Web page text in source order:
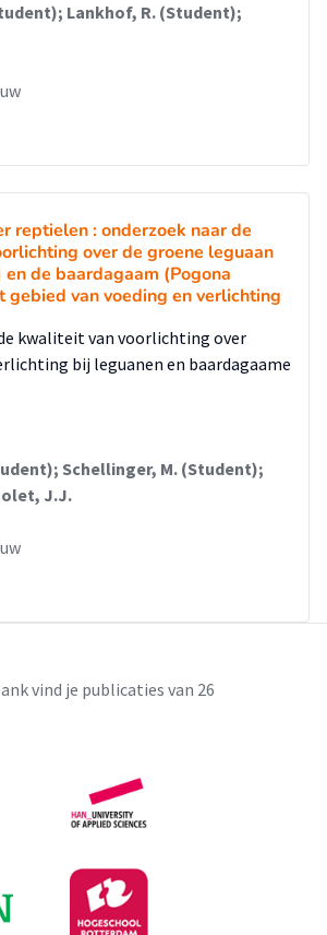
Lankhof, R. (Student);
reptielen : onderzoek naar de
over de groene leguaan
de baardagaam (Pogona
gebied van voeding en verlichting
kwaliteit van voorlichting over
bij leguanen en baardagaame
Schellinger, M. (Student);
J.J.
vind je publicaties van 26